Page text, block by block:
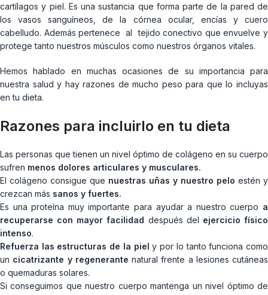
cartílagos y piel. Es una sustancia que forma parte de la pared de
los vasos sanguíneos, de la córnea ocular, encías y cuero
cabelludo. Además pertenece al tejido conectivo que envuelve y
protege tanto nuestros músculos como nuestros órganos vitales.
Hemos hablado en muchas ocasiones de su importancia para
nuestra salud y hay razones de mucho peso para que lo incluyas
en tu dieta.
Razones para incluirlo en tu dieta
Las personas que tienen un nivel óptimo de colágeno en su cuerpo
sufren menos dolores articulares y musculares.
El colágeno consigue que nuestras uñas y nuestro pelo estén y
crezcan más sanos y fuertes.
Es una proteína muy importante para ayudar a nuestro cuerpo a
recuperarse con mayor facilidad después del ejercicio físico
intenso.
Refuerza las estructuras de la piel y por lo tanto funciona como
un cicatrizante y regenerante natural frente a lesiones cutáneas
o quemaduras solares.
Si conseguimos que nuestro cuerpo mantenga un nivel óptimo de